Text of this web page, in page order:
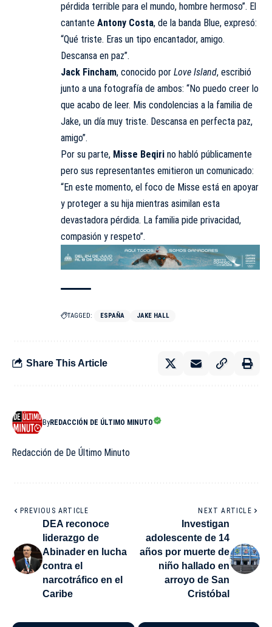
pérdida terrible para el mundo, hombre hermoso”. El
cantante Antony Costa, de la banda Blue, expresó:
“Qué triste. Eras un tipo encantador, amigo.
Descansa en paz”.
Jack Fincham, conocido por Love Island, escribió
junto a una fotografía de ambos: “No puedo creer lo
que acabo de leer. Mis condolencias a la familia de
Jake, un día muy triste. Descansa en perfecta paz,
amigo”.
Por su parte, Misse Beqiri no habló públicamente
pero sus representantes emitieron un comunicado:
“En este momento, el foco de Misse está en apoyar
y proteger a su hija mientras asimilan esta
devastadora pérdida. La familia pide privacidad,
compasión y respeto”.
TAGGED: ESPAÑA JAKE HALL
Share This Article
ByREDACCIÓN DE ÚLTIMO MINUTO
Redacción de De Último Minuto
PREVIOUS ARTICLE
DEA reconoce
liderazgo de
Abinader en lucha
contra el
narcotráfico en el
Caribe
NEXT ARTICLE
Investigan
adolescente de 14
años por muerte de
niño hallado en
arroyo de San
Cristóbal